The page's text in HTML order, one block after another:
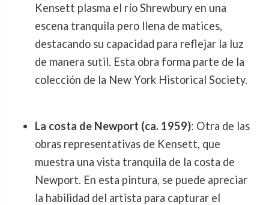
Kensett plasma el río Shrewbury en una
escena tranquila pero llena de matices,
destacando su capacidad para reflejar la luz
de manera sutil. Esta obra forma parte de la
colección de la New York Historical Society.
La costa de Newport (ca. 1959): Otra de las
obras representativas de Kensett, que
muestra una vista tranquila de la costa de
Newport. En esta pintura, se puede apreciar
la habilidad del artista para capturar el